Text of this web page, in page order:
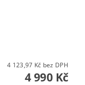
4 123,97 Kč bez DPH
4 990 Kč